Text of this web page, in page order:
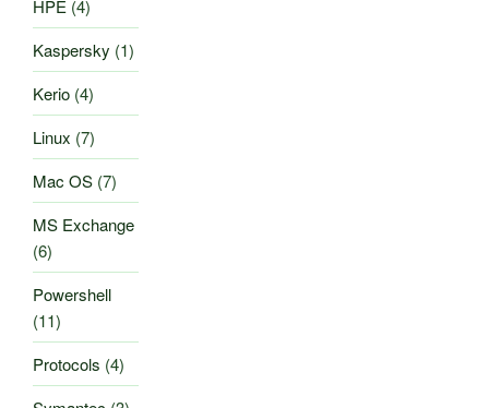
HPE (4)
Kaspersky (1)
Kerio (4)
Linux (7)
Mac OS (7)
MS Exchange
(6)
Powershell
(11)
Protocols (4)